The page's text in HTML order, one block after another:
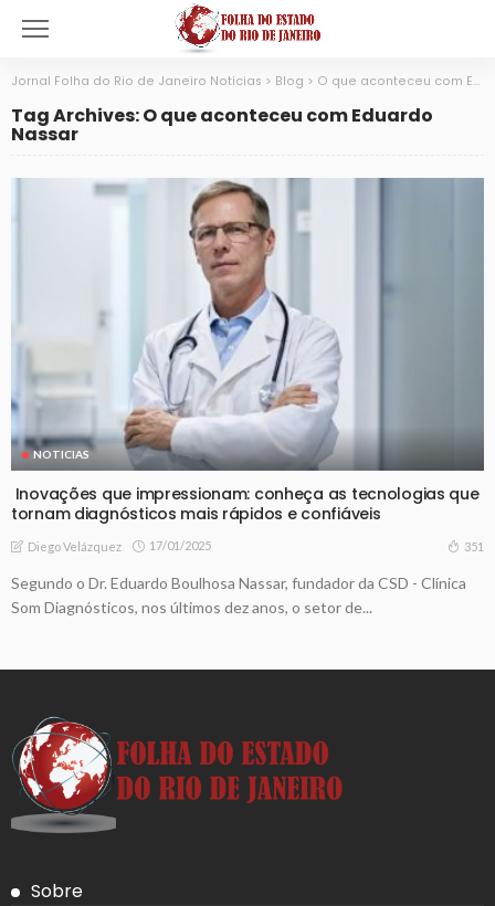
Jornal Folha do Rio de Janeiro Notícias > Blog > O que aconteceu com Eduardo Nassar
Tag Archives: O que aconteceu com Eduardo
Nassar
NOTICIAS
Inovações que impressionam: conheça as tecnologias que
tornam diagnósticos mais rápidos e confiáveis
Diego Velázquez 17/01/2025 351
Segundo o Dr. Eduardo Boulhosa Nassar, fundador da CSD - Clínica
Som Diagnósticos, nos últimos dez anos, o setor de...
Sobre